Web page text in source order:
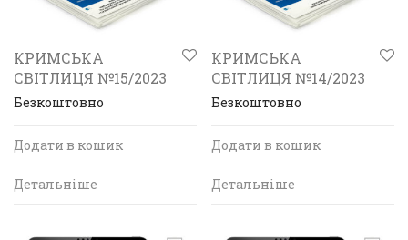
КРИМСЬКА
СВІТЛИЦЯ №15/2023
Безкоштовно
Додати в кошик
Детальніше
КРИМСЬКА
СВІТЛИЦЯ №14/2023
Безкоштовно
Додати в кошик
Детальніше